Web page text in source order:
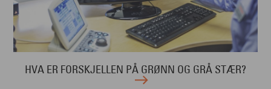
HVA ER FORSKJELLEN PÅ GRØNN OG GRÅ STÆR?